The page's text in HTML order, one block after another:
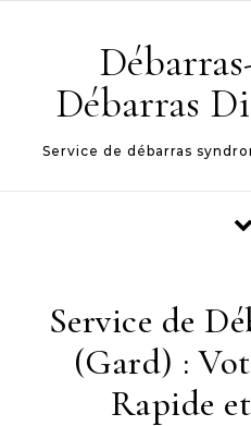
Débarras
Service de débarras
Service de
(Gard) :
Rapide